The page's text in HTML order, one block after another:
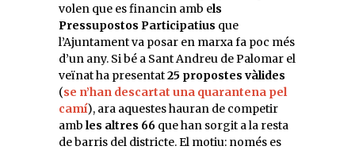
volen que es financin amb els
Pressupostos Participatius que
l’Ajuntament va posar en marxa fa poc més
d’un any. Si bé a Sant Andreu de Palomar el
veïnat ha presentat25 propostes vàlides
(se n’han descartat una quarantena pel
camí), ara aquestes hauran de competir
amb les altres 66 que han sorgit a la resta
de barris del districte. El motiu: només es